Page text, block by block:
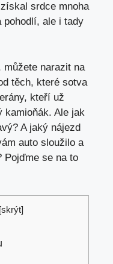
srdce mnoha
pohodlí, ale i tady
můžete narazit na
těch, které sotva
kteří už
kamioňák. Ale jak
A jaký nájezd
auto sloužilo a
Pojďme se na to
[skrýt]